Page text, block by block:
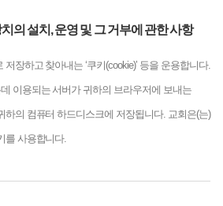
의 설치, 운영 및 그 거부에 관한 사항
장하고 찾아내는 ‘쿠키(cookie)’ 등을 운용합니다.
이용되는 서버가 귀하의 브라우저에 보내는
하의 컴퓨터 하드디스크에 저장됩니다. 교회은(는)
를 사용합니다.